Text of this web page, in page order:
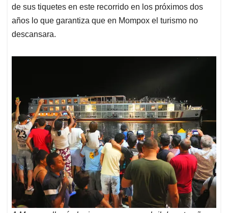
de sus tiquetes en este recorrido en los próximos dos
años lo que garantiza que en Mompox el turismo no
descansara.